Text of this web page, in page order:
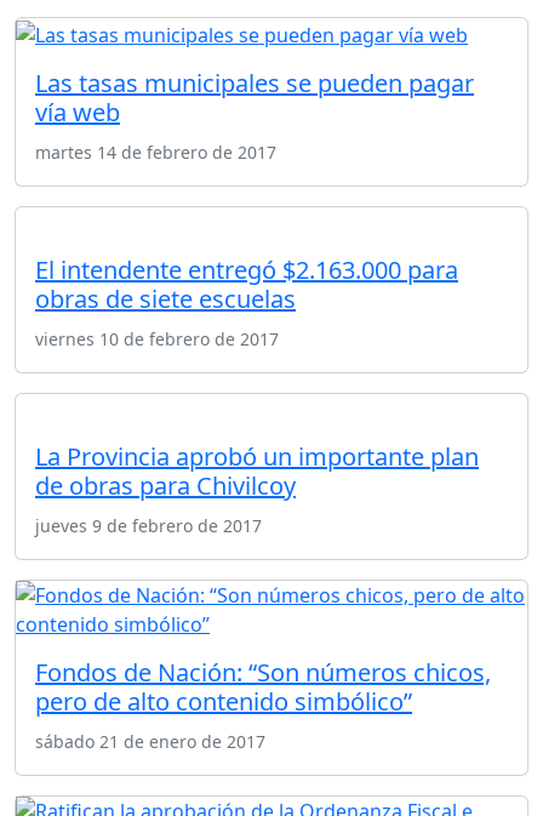
Las tasas municipales se pueden pagar
vía web
martes 14 de febrero de 2017
El intendente entregó $2.163.000 para
obras de siete escuelas
viernes 10 de febrero de 2017
La Provincia aprobó un importante plan
de obras para Chivilcoy
jueves 9 de febrero de 2017
Fondos de Nación: “Son números chicos,
pero de alto contenido simbólico”
sábado 21 de enero de 2017